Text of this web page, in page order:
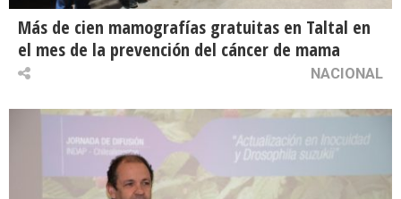
Más de cien mamografías gratuitas en Taltal en
el mes de la prevención del cáncer de mama
NACIONAL